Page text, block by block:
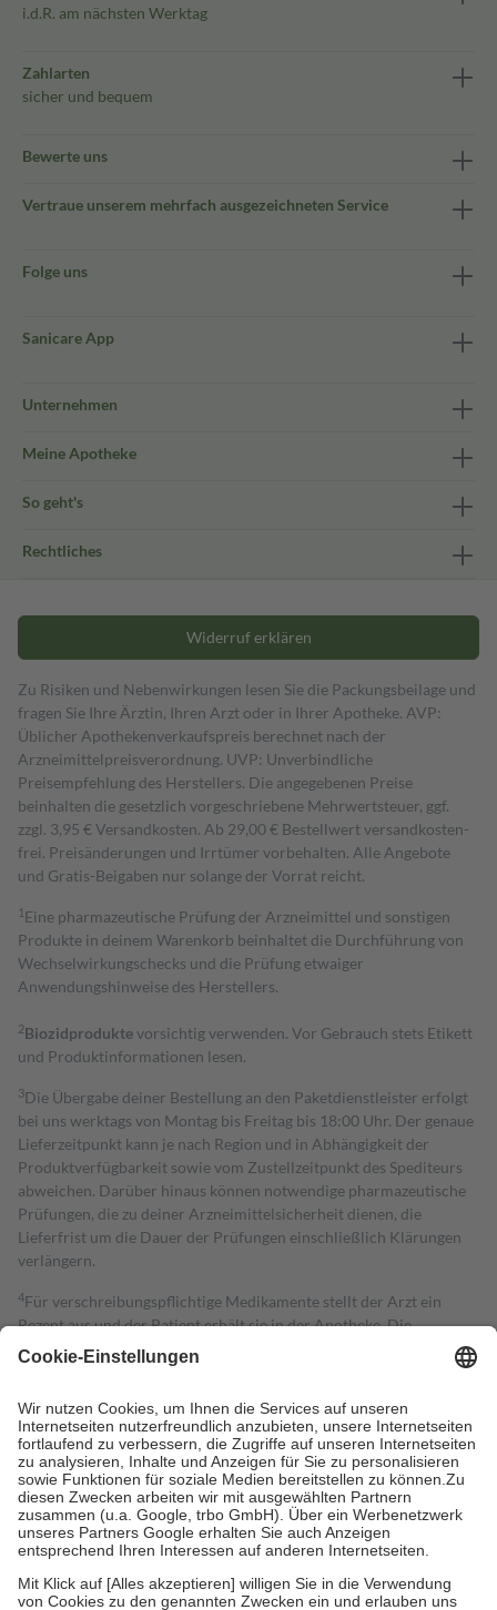
i.d.R. am nächsten Werktag
Zahlarten
sicher und bequem
Bewerte uns
Vertraue unserem mehrfach ausgezeichneten Service
Folge uns
Sanicare App
Unternehmen
Meine Apotheke
So geht's
Rechtliches
Widerruf erklären
Zu Risiken und Nebenwirkungen lesen Sie die Packungsbeilage und
fragen Sie Ihre Ärztin, Ihren Arzt oder in Ihrer Apotheke. AVP:
Üblicher Apothekenverkaufspreis berechnet nach der
Arzneimittelpreisverordnung. UVP: Unverbindliche
Preisempfehlung des Herstellers. Die angegebenen Preise
beinhalten die gesetzlich vorgeschriebene Mehrwertsteuer, ggf.
zzgl. 3,95 € Versandkosten. Ab 29,00 € Bestell­wert versand­kosten­
frei. Preisänderungen und Irrtümer vorbehalten. Alle Angebote
und Gratis-Beigaben nur solange der Vorrat reicht.
1 Eine pharmazeutische Prüfung der Arzneimittel und sonstigen
Produkte in deinem Warenkorb beinhaltet die Durchführung von
Wechselwirkungschecks und die Prüfung etwaiger
Anwendungshinweise des Herstellers.
2Biozidproduktevorsichtig verwenden. Vor Gebrauch stets Etikett
und Produktinformationen lesen.
3Die Übergabe deiner Bestellung an den Paketdienstleister erfolgt
bei uns werktags von Montag bis Freitag bis 18:00 Uhr. Der genaue
Lieferzeitpunkt kann je nach Region und in Abhängigkeit der
Produktverfügbarkeit sowie vom Zustellzeitpunkt des Spediteurs
abweichen. Darüber hinaus können notwendige pharmazeutische
Prüfungen, die zu deiner Arzneimittelsicherheit dienen, die
Lieferfrist um die Dauer der Prüfungen einschließlich Klärungen
verlängern.
4Für verschreibungspflichtige Medikamente stellt der Arzt ein
Rezept aus und der Patient erhält sie in der Apotheke. Die
gesetzliche Krankenversicherung übernimmt in der Regel die
Kosten dafür, der Versicherte trägt einen Teil davon als Zuzahlung
Grundsätzlich leisten Mitglieder Zuzahlungen in Höhe von zehn
Prozent des Abgabepreises,mindestens jedochfünf Euround
höchstens zehn Euro.Es sind jedoch nie mehr als die tatsächlichen
Kosten der Leistung zu entrichten.
Diese Regeln gelten grundsätzlich auch für Online-Apotheken.
Bei Heilmitteln und häuslicher Krankenpflege beträgt die
Zuzahlung zehn Prozent der Kosten sowie zehn Euro je
Verordnung.
Um das Engagement der Versicherten für ihre eigene Gesundheit zu